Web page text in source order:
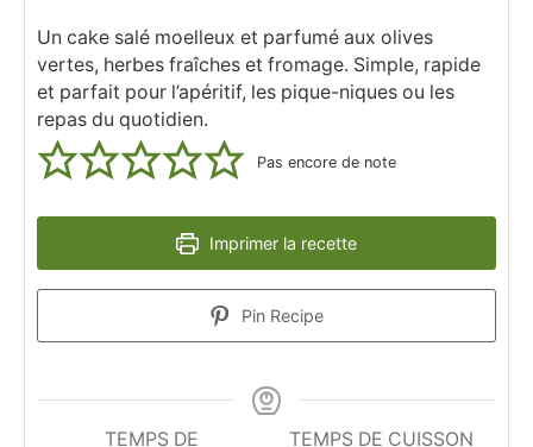
Un cake salé moelleux et parfumé aux olives
vertes, herbes fraîches et fromage. Simple, rapide
et parfait pour l’apéritif, les pique-niques ou les
repas du quotidien.
Pas encore de note
Imprimer la recette
Pin Recipe
TEMPS DE
TEMPS DE CUISSON